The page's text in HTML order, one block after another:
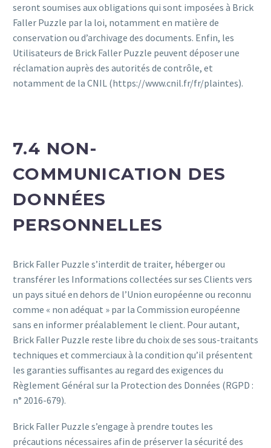
seront soumises aux obligations qui sont imposées à Brick
Faller Puzzle par la loi, notamment en matière de
conservation ou d’archivage des documents. Enfin, les
Utilisateurs de Brick Faller Puzzle peuvent déposer une
réclamation auprès des autorités de contrôle, et
notamment de la CNIL (https://www.cnil.fr/fr/plaintes).
7.4 NON-
COMMUNICATION DES
DONNÉES
PERSONNELLES
Brick Faller Puzzle s’interdit de traiter, héberger ou
transférer les Informations collectées sur ses Clients vers
un pays situé en dehors de l’Union européenne ou reconnu
comme « non adéquat » par la Commission européenne
sans en informer préalablement le client. Pour autant,
Brick Faller Puzzle reste libre du choix de ses sous-traitants
techniques et commerciaux à la condition qu’il présentent
les garanties suffisantes au regard des exigences du
Règlement Général sur la Protection des Données (RGPD :
n° 2016-679).
Brick Faller Puzzle s’engage à prendre toutes les
précautions nécessaires afin de préserver la sécurité des